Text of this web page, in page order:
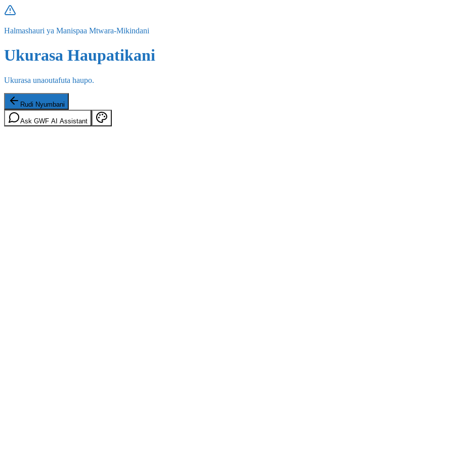
Halmashauri ya Manispaa Mtwara-Mikindani
Ukurasa Haupatikani
Ukurasa unaoutafuta haupo.
Rudi Nyumbani
Ask GWF AI Assistant